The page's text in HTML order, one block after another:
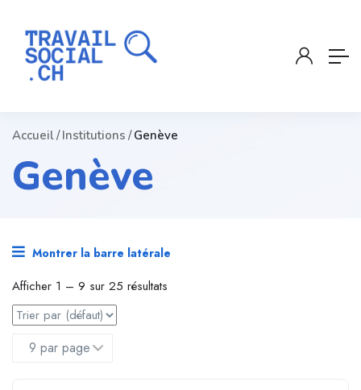
Genève
Accueil Institutions Genève
Montrer la barre latérale
Afficher 1 – 9 sur 25 résultats